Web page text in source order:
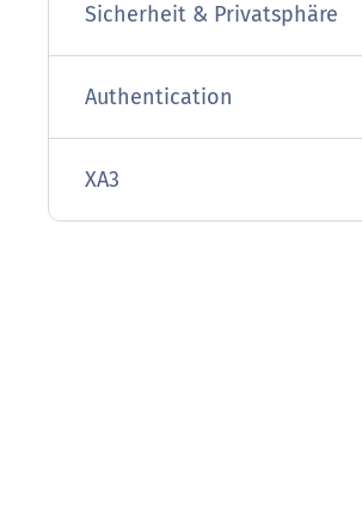
Sicherheit & Privatsphäre
Authentication
XA3